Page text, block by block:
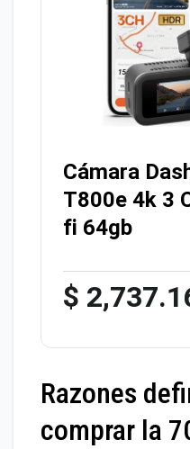
Cámara
T800e 4k 3
fi 64gb
$
Razones
comprar la